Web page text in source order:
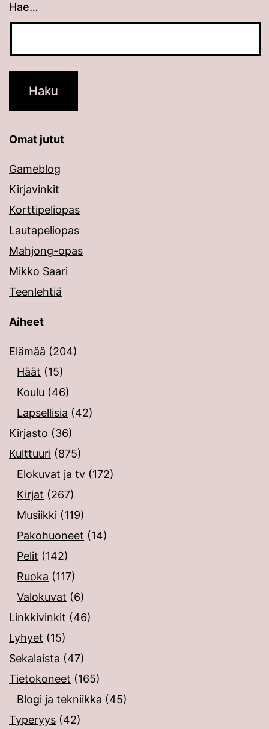
Hae…
Kun tuloksia tulee, voit selata niitä
Omat jutut
Gameblog
Kirjavinkit
Korttipeliopas
Lautapeliopas
Mahjong-opas
Mikko Saari
Teenlehtiä
Aiheet
Elämää (204)
Häät (15)
Koulu (46)
Lapsellisia (42)
Kirjasto (36)
Kulttuuri (875)
Elokuvat ja tv (172)
Kirjat (267)
Musiikki (119)
Pakohuoneet (14)
Pelit (142)
Ruoka (117)
Valokuvat (6)
Linkkivinkit (46)
Lyhyet (15)
Sekalaista (47)
Tietokoneet (165)
Blogi ja tekniikka (45)
Typeryys (42)